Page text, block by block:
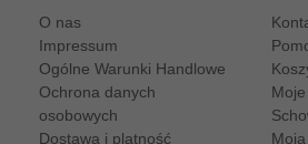
O nas
Impressum
Ogólne Warunki Handlowe
Ochrona danych
osobowych
Dostawa i platność